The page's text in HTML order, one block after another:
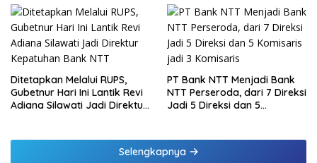
di Lampung dan Tinjau
Samsat Rajabasa
Ditetapkan Melalui RUPS,
Gubetnur Hari Ini Lantik Revi
Adiana Silawati Jadi Direktur
PT Bank NTT Menjadi Bank
NTT Perseroda, dari 7 Direksi
Jadi 5 Direksi dan 5
Selengkapnya